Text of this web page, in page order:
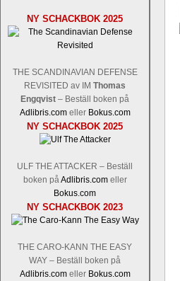
NY SCHACKBOK 2025
THE SCANDINAVIAN DEFENSE
REVISITED av IM Thomas
Engqvist – Beställ boken på
Adlibris.comeller Bokus.com
NY SCHACKBOK 2025
ULF THE ATTACKER – Beställ
boken påAdlibris.comeller
Bokus.com
NY SCHACKBOK 2023
THE CARO-KANN THE EASY
WAY – Beställ boken på
Adlibris.comeller Bokus.com